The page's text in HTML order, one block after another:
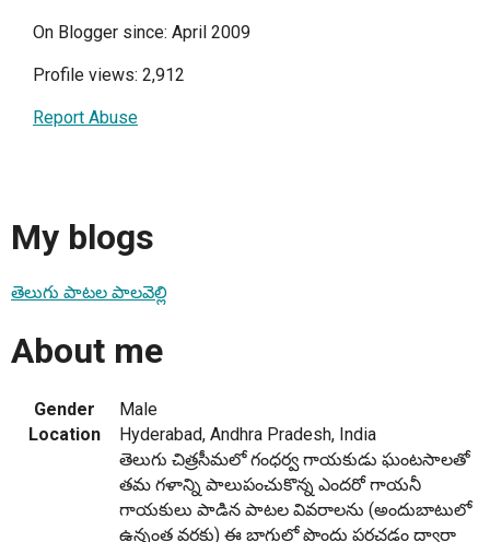
On Blogger since: April 2009
Profile views: 2,912
Report Abuse
My blogs
తెలుగు పాటల పాలవెల్లి
About me
Gender
Male
Location
Hyderabad, Andhra Pradesh, India
తెలుగు చిత్రసీమలో గంధర్వ గాయకుడు ఘంటసాలతో
తమ గళాన్ని పాలుపంచుకొన్న ఎందరో గాయనీ
గాయకులు పాడిన పాటల వివరాలను (అందుబాటులో
ఉన్నంత వరకు) ఈ బ్లాగులో పొందు పరచడం ద్వారా